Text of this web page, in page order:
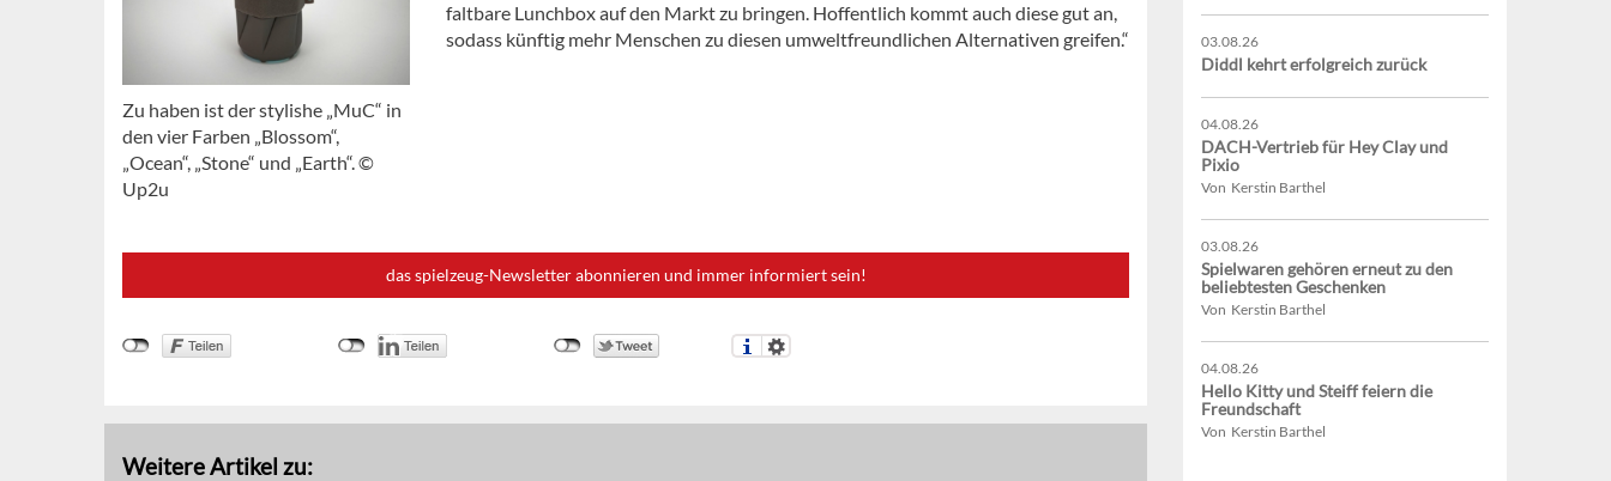
Zu haben ist der stylishe „MuC“ in
den vier Farben „Blossom“,
„Ocean“, „Stone“ und „Earth“. ©
Up2u
faltbare Lunchbox auf den Markt zu bringen. Hoffentlich kommt auch diese gut an,
sodass künftig mehr Menschen zu diesen umweltfreundlichen Alternativen greifen.“
das spielzeug-Newsletter abonnieren und immer informiert sein!
Weitere Artikel zu:
03.08.26
Diddl kehrt erfolgreich zurück
04.08.26
DACH-Vertrieb für Hey Clay und
Pixio
Von Kerstin Barthel
03.08.26
Spielwaren gehören erneut zu den
beliebtesten Geschenken
Von Kerstin Barthel
04.08.26
Hello Kitty und Steiff feiern die
Freundschaft
Von Kerstin Barthel